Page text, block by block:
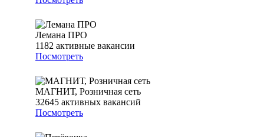
Лемана ПРО
1182 активные вакансии
Посмотреть
МАГНИТ, Розничная сеть
32645 активных вакансий
Посмотреть